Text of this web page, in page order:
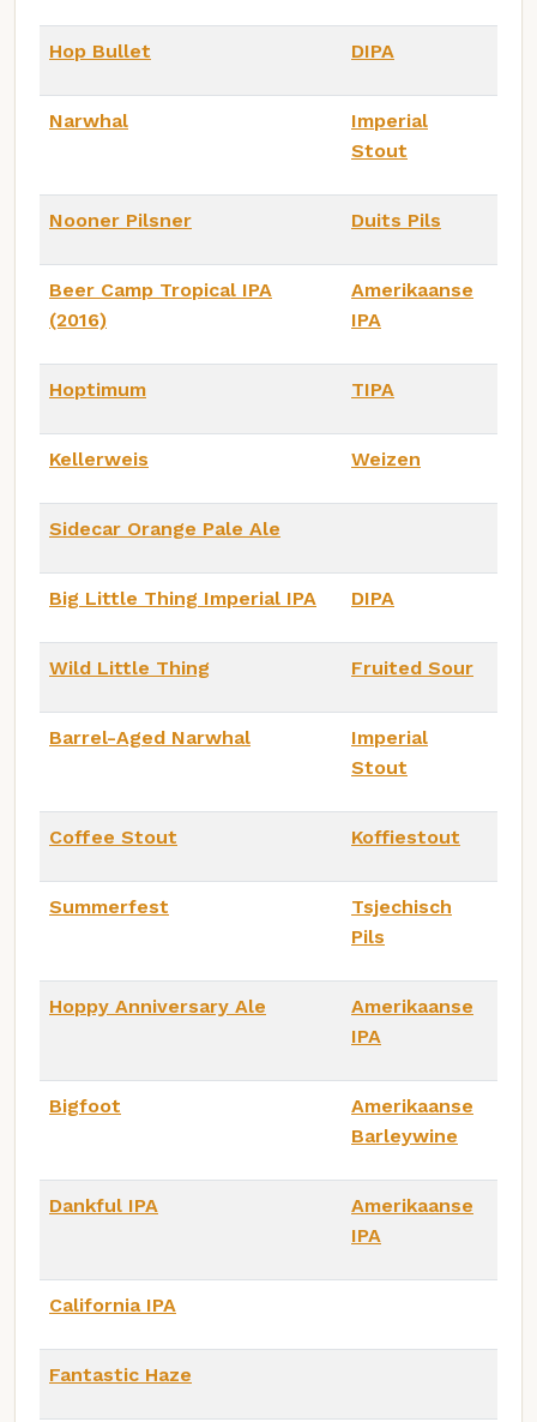
Hop Bullet DIPA
Narwhal
Imperial
Stout
Nooner Pilsner Duits Pils
Beer Camp Tropical IPA
(2016)
Amerikaanse
IPA
Hoptimum TIPA
Kellerweis Weizen
Sidecar Orange Pale Ale
Big Little Thing Imperial IPA DIPA
Wild Little Thing Fruited Sour
Barrel-Aged Narwhal
Imperial
Stout
Coffee Stout Koffiestout
Summerfest
Tsjechisch
Pils
Hoppy Anniversary Ale
Amerikaanse
IPA
Bigfoot
Amerikaanse
Barleywine
Dankful IPA
Amerikaanse
IPA
California IPA
Fantastic Haze